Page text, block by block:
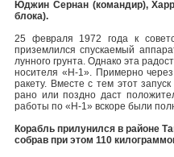
Юджин Сернан (командир),
блока).
25 февраля 1972 года к
приземлился спускаемый
лунного грунта. Однако эта
носителя «Н-1». Примерно
ракету. Вместе с тем этот
рано или поздно даст
работы по «Н-1» вскоре были
Корабль прилунился в районе
собрав при этом 110